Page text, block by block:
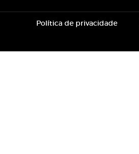
Política de privacidade